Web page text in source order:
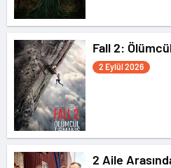
Fall 2:
2 Eylül 2026
2 Aile